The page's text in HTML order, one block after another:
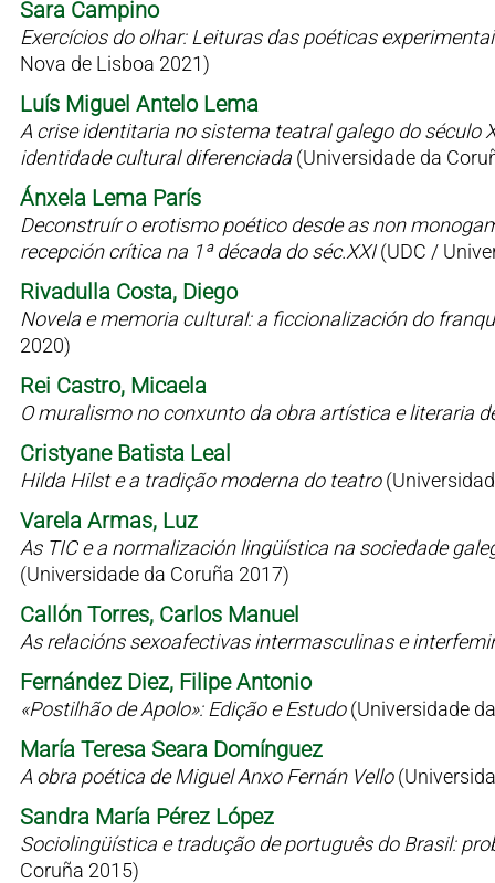
Sara Campino
Exercícios do olhar: Leituras das poéticas
Nova de Lisboa 2021)
Luís Miguel Antelo Lema
A crise identitaria no sistema teatral galego do século
identidade cultural diferenciada (Universidade da
Ánxela Lema París
Deconstruír o erotismo poético desde as non
recepción crítica na 1ª década do séc.XXI(UDC /
Rivadulla Costa, Diego
Novela e memoria cultural: a ficcionalización do
2020)
Rei Castro, Micaela
O muralismo no conxunto da obra artística e literaria
Cristyane Batista Leal
Hilda Hilst e a tradição moderna do teatro
Varela Armas, Luz
As TIC e a normalización lingüística na sociedade
(Universidade da Coruña 2017)
Callón Torres, Carlos Manuel
As relacións sexoafectivas intermasculinas e
Fernández Diez, Filipe Antonio
«Postilhão de Apolo»: Edição e Estudo(Universidade
María Teresa Seara Domínguez
A obra poética de Miguel Anxo Fernán Vello
Sandra María Pérez López
Sociolingüística e tradução de português do Brasil:
Coruña 2015)